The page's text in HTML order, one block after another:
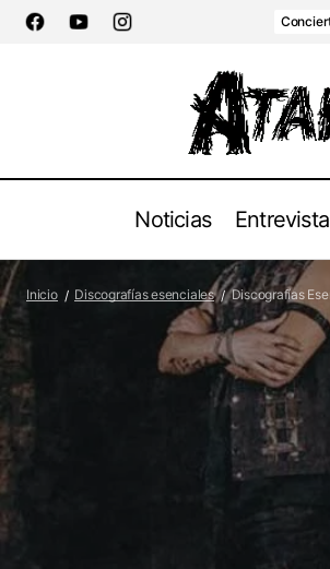
Noticias
War Magic lanza su nuevo álbum "Atomic
Rites"
Inicio Discografías esenciales Discografías